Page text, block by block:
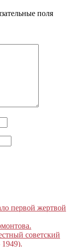
поля
первой жертвой
советский